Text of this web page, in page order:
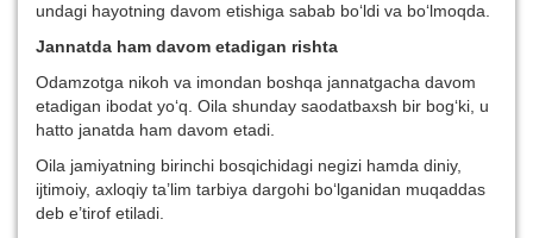
undagi hayotning davom etishiga sabab bo‘ldi va bo‘lmoqda.
Jannatda ham davom etadigan rishta
Odamzotga nikoh va imondan boshqa jannatgacha davom
etadigan ibodat yo‘q. Oila shunday saodatbaxsh bir bog‘ki, u
hatto janatda ham davom etadi.
Oila jamiyatning birinchi bosqichidagi negizi hamda diniy,
ijtimoiy, axloqiy ta’lim tarbiya dargohi bo‘lganidan muqaddas
deb e’tirof etiladi.